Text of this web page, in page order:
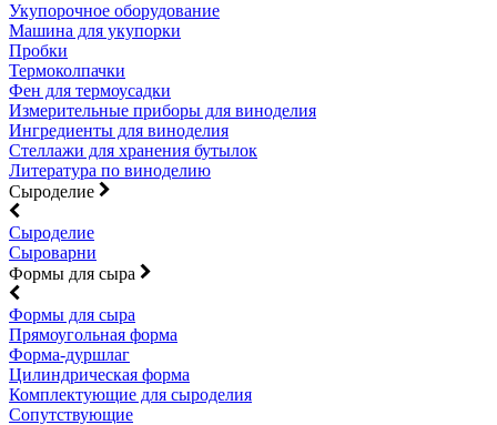
Укупорочное оборудование
Машина для укупорки
Пробки
Термоколпачки
Фен для термоусадки
Измерительные приборы для виноделия
Ингредиенты для виноделия
Стеллажи для хранения бутылок
Литература по виноделию
Сыроделие
Сыроделие
Сыроварни
Формы для сыра
Формы для сыра
Прямоугольная форма
Форма-дуршлаг
Цилиндрическая форма
Комплектующие для сыроделия
Сопутствующие